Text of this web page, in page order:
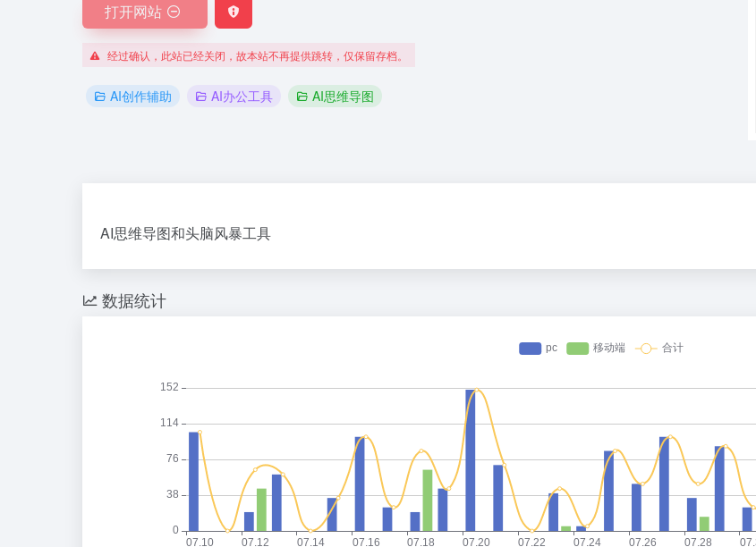
打开网站
经过确认，此站已经关闭，故本站不再提供跳转，仅保留存档。
AI创作辅助 AI办公工具 AI思维导图
AI思维导图和头脑风暴工具
数据统计